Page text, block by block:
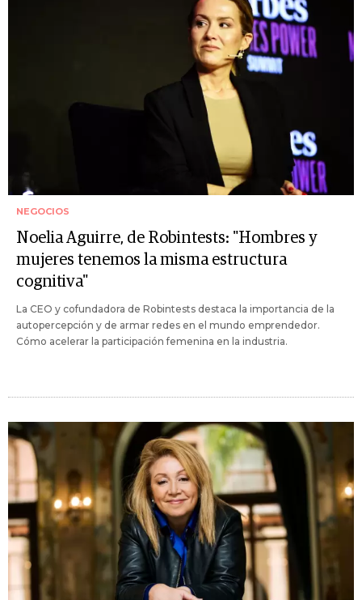
NEGOCIOS
Noelia Aguirre, de Robintests: "Hombres y
mujeres tenemos la misma estructura
cognitiva"
La CEO y cofundadora de Robintests destaca la importancia de la
autopercepción y de armar redes en el mundo emprendedor.
Cómo acelerar la participación femenina en la industria.